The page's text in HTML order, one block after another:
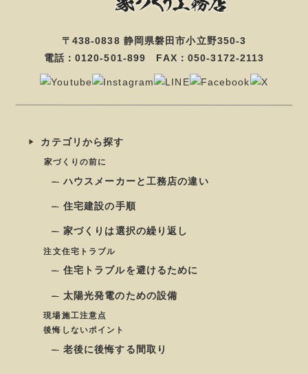
〒438-0838 静岡県磐田市小立野350-3
電話：0120-501-899 FAX：050-3172-2113
カテゴリから探す
家づくりの前に
ハウスメーカーと工務店の違い
住宅建設の手順
家づくりは選択の繰り返し
注文住宅トラブル
住宅トラブルを避けるために
太陽光発電のための設備
現場施工注意点
後悔しないポイント
老後に後悔する間取り